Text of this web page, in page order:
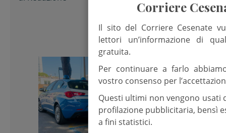
Corriere
Il sito del Corriere Cesenate
lettori un’informazione di
gratuita.
Per continuare a farlo
vostro consenso per
Questi ultimi non vengono usati
profilazione pubblicitaria, bensì
a fini statistici.